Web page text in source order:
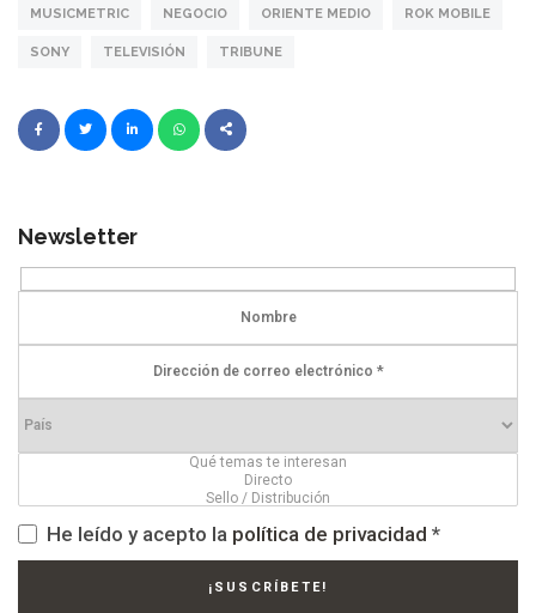
MUSICMETRIC NEGOCIO ORIENTE MEDIO ROK MOBILE
SONY TELEVISIÓN TRIBUNE
Newsletter
He leído y acepto la política de privacidad *